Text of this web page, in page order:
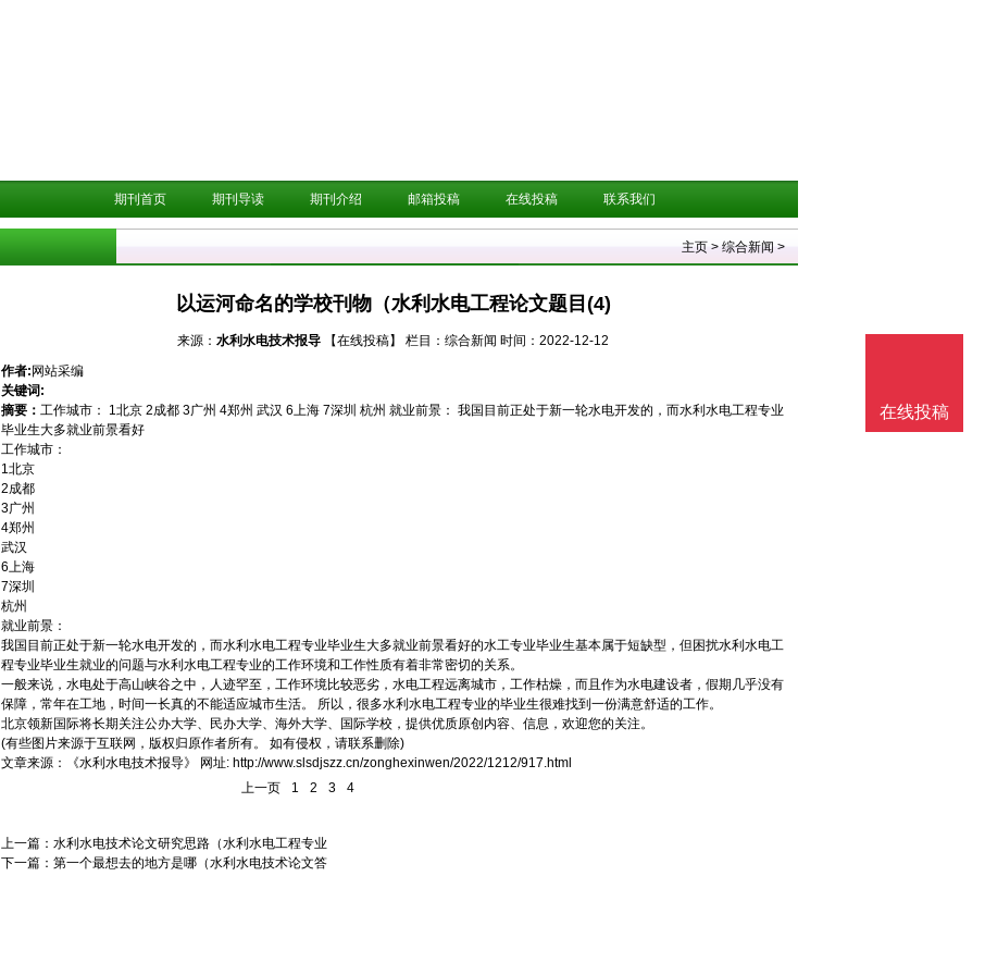
期刊首页 期刊导读 期刊介绍 邮箱投稿 在线投稿 联系我们
主页 > 综合新闻 >
以运河命名的学校刊物（水利水电工程论文题目(4)
来源： 水利水电技术报导 【在线投稿】 栏目： 综合新闻 时间：2022-12-12
作者: 网站采编
关键词:
摘要： 工作城市： 1北京 2成都 3广州 4郑州 武汉 6上海 7深圳 杭州 就业前景： 我国目前正处于新一轮水电开发的，而水利水电工程专业
毕业生大多就业前景看好
工作城市：
1北京
2成都
3广州
4郑州
武汉
6上海
7深圳
杭州
就业前景：
我国目前正处于新一轮水电开发的，而水利水电工程专业毕业生大多就业前景看好的水工专业毕业生基本属于短缺型，但困扰水利水电工
程专业毕业生就业的问题与水利水电工程专业的工作环境和工作性质有着非常密切的关系。
一般来说，水电处于高山峡谷之中，人迹罕至，工作环境比较恶劣，水电工程远离城市，工作枯燥，而且作为水电建设者，假期几乎没有
保障，常年在工地，时间一长真的不能适应城市生活。 所以，很多水利水电工程专业的毕业生很难找到一份满意舒适的工作。
北京领新国际将长期关注公办大学、民办大学、海外大学、国际学校，提供优质原创内容、信息，欢迎您的关注。
(有些图片来源于互联网，版权归原作者所有。 如有侵权，请联系删除)
文章来源：
《水利水电技术报导》 网址: http://www.slsdjszz.cn/zonghexinwen/2022/1212/917.html
上一页
1 2 3 4
上一篇： 水利水电技术论文研究思路（水利水电工程专业
下一篇： 第一个最想去的地方是哪（水利水电技术论文答
在线投稿